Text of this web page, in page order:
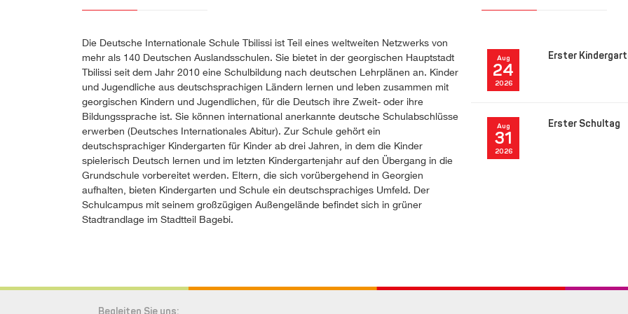
Die Deutsche Internationale Schule Tbilissi ist Teil eines weltweiten Netzwerks von
mehr als 140 Deutschen Auslandsschulen. Sie bietet in der georgischen Hauptstadt
Tbilissi seit dem Jahr 2010 eine Schulbildung nach deutschen Lehrplänen an. Kinder
und Jugendliche aus deutschsprachigen Ländern lernen und leben zusammen mit
georgischen Kindern und Jugendlichen, für die Deutsch ihre Zweit- oder ihre
Bildungssprache ist. Sie können international anerkannte deutsche Schulabschlüsse
erwerben (Deutsches Internationales Abitur). Zur Schule gehört ein
deutschsprachiger Kindergarten für Kinder ab drei Jahren, in dem die Kinder
spielerisch Deutsch lernen und im letzten Kindergartenjahr auf den Übergang in die
Grundschule vorbereitet werden. Eltern, die sich vorübergehend in Georgien
aufhalten, bieten Kindergarten und Schule ein deutschsprachiges Umfeld. Der
Schulcampus mit seinem großzügigen Außengelände befindet sich in grüner
Stadtrandlage im Stadtteil Bagebi.
Aug
24
2026
Erster
Aug
31
2026
Erster Schultag